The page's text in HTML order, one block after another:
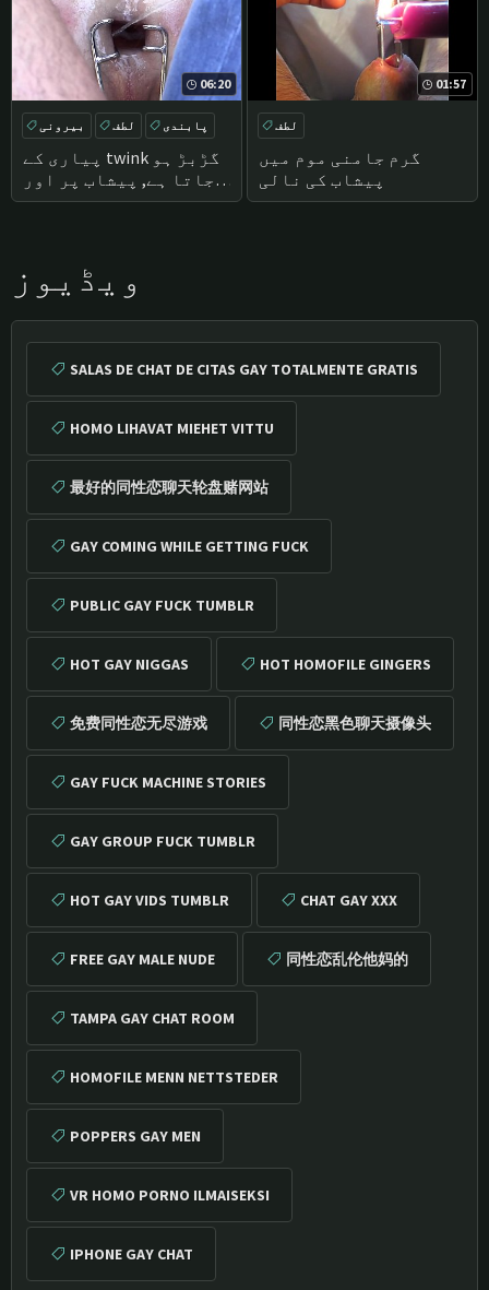
06:20
پیاری کے twink گڑبڑ ہو
جاتا ہے, پیشاب پر اور
زیادہ سے باہر کی طرف
بیرونی لطف
پابندی
FISTING
01:57
گرم جامنی موم میں
پیشاب کی نالی
لطف
ویڈیوز
SALAS DE CHAT DE CITAS GAY TOTALMENTE GRATIS
HOMO LIHAVAT MIEHET VITTU
最好的同性恋聊天轮盘赌网站
GAY COMING WHILE GETTING FUCK
PUBLIC GAY FUCK TUMBLR
HOT GAY NIGGAS HOT HOMOFILE GINGERS
免费同性恋无尽游戏 同性恋黑色聊天摄像头
GAY FUCK MACHINE STORIES
GAY GROUP FUCK TUMBLR
HOT GAY VIDS TUMBLR CHAT GAY XXX
FREE GAY MALE NUDE 同性恋乱伦他妈的
TAMPA GAY CHAT ROOM
HOMOFILE MENN NETTSTEDER
POPPERS GAY MEN
VR HOMO PORNO ILMAISEKSI
IPHONE GAY CHAT